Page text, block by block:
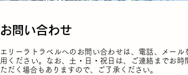
お問い合わせ
エリーラトラベルへのお問い合わせは、電話、メール
用ください。なお、土・日・祝日は、ご連絡までお時
ただく場合もありますので、ご了承ください。